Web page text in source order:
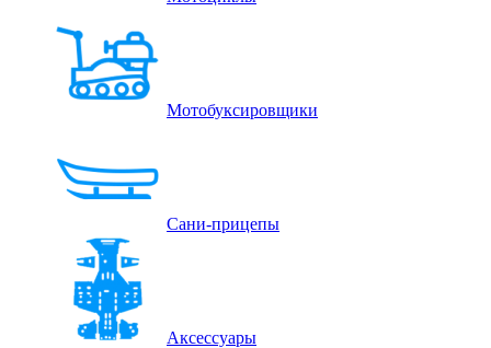
Мотобуксировщики
Сани-прицепы
Аксессуары